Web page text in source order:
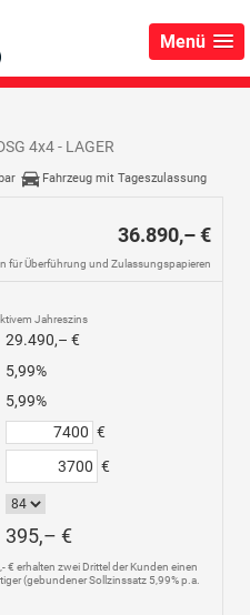
Menü
4x4 - LAGER
Fahrzeug mit Tageszulassung
36.890,– €
für Überführung und Zulassungspapieren
Jahreszins
29.490,– €
5,99%
5,99%
€
€
395,– €
€ erhalten zwei Drittel der Kunden einen
(gebundener Sollzinssatz 5,99% p.a.